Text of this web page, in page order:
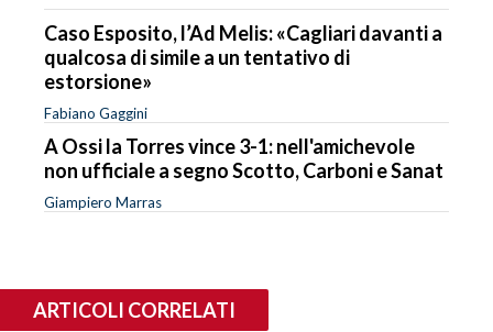
Caso Esposito, l’Ad Melis: «Cagliari davanti a
qualcosa di simile a un tentativo di
estorsione»
Fabiano Gaggini
A Ossi la Torres vince 3-1: nell'amichevole
non ufficiale a segno Scotto, Carboni e Sanat
Giampiero Marras
ARTICOLI CORRELATI